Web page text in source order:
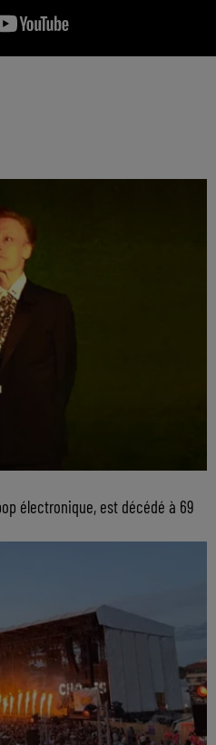
électronique, est décédé à 69